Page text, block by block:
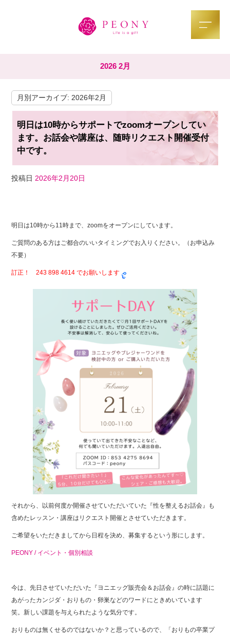
2026 2月
月別アーカイブ: 2026年2月
明日は10時からサポートでzoomオープンしてい
ます。お話会や講座は、随時リクエスト開催受付
中です。
投稿日 2026年2月20日
a
c
e
b
o
wi
tt
er
n
e
明日は10時から11時まで、zoomをオープンにしています。
ご質問のある方はご都合のいいタイミングでお入りください。（お申込み
不要）
訂正！ 243 898 4614 でお願いします
それから、以前何度か開催させていただいていた『性を整えるお話会』も
含めたレッスン・講座はリクエスト開催とさせていただきます。
ご希望をいただきましてから日程を決め、募集するという形にします。
PEONY / イベント・個別相談
今は、先日させていただいた『ヨニエッグ販売会＆お話会』の時に話題に
あがったカンジダ・おりもの・卵巣などのワードにときめいています
笑。新しい課題を与えられたような気分です。
おりものは無くせるのではないか？と思っているので、「おりもの卒業プ